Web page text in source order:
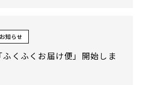
お知らせ
くふくお届け便」開始しま